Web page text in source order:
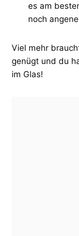
es am
noch
Viel mehr
genügt und du
im Glas!